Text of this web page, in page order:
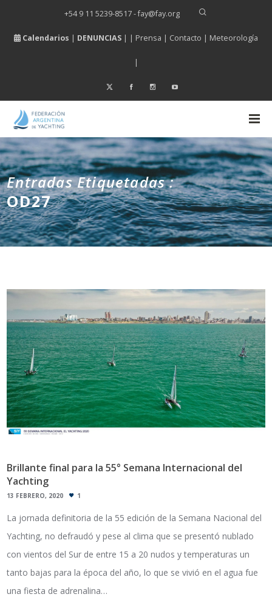
+54 9 11 5239-8517 - fay@fay.org
Calendarios | DENUNCIAS | | Prensa | Contacto | Meteorología
|
Entradas Etiquetadas :
OD27
Brillante final para la 55° Semana Internacional del
Yachting
13 FEBRERO, 2020 1
La jornada definitoria de la 55 edición de la Semana Nacional del
Yachting, no defraudó y pese al clima que se presentó nublado
con vientos del Sur de entre 15 a 20 nudos y temperaturas un
tanto bajas para la época del año, lo que se vivió en el agua fue
una fiesta de adrenalina…